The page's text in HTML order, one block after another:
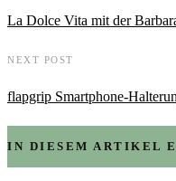
La Dolce Vita mit der
NEXT POST
flapgrip Smartphone-
IN DIESEM ARTIKEL